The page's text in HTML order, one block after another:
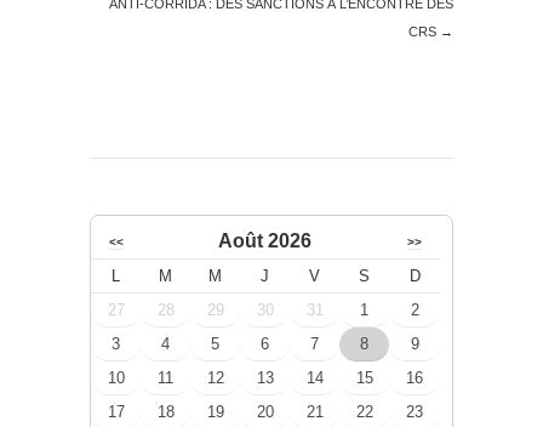
ANTI-CORRIDA : DES SANCTIONS À L’ENCONTRE DES
CRS →
<< Août 2026 >>
M M J V S
D
27
28 29 30 31 1
2
3
4 5 6 7 8
9
10
11 12 13 14 15
16
17
18 19 20 21 22
23